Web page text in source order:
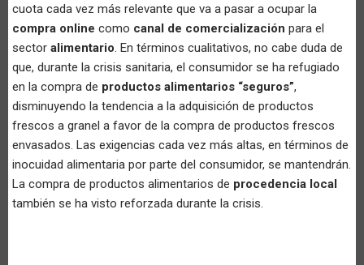
cuota cada vez más relevante que va a pasar a ocupar la
compra online como canal de comercialización para el
sector alimentario. En términos cualitativos, no cabe duda de
que, durante la crisis sanitaria, el consumidor se ha refugiado
en la compra de productos alimentarios “seguros”,
disminuyendo la tendencia a la adquisición de productos
frescos a granel a favor de la compra de productos frescos
envasados. Las exigencias cada vez más altas, en términos de
inocuidad alimentaria por parte del consumidor, se mantendrán.
La compra de productos alimentarios de procedencia local
también se ha visto reforzada durante la crisis.